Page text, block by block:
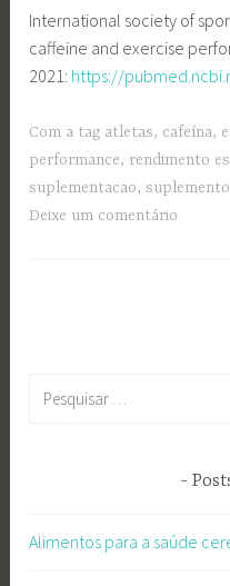
International society of
caffeine and exercise
2021: https://
Com a tag atletas, cafeína,
performance, rendimento
suplementacao,
Deixe um comentário
Alimentos para a saúde